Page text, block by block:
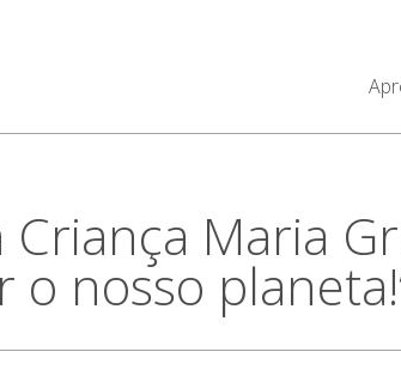
Criança Maria
nosso